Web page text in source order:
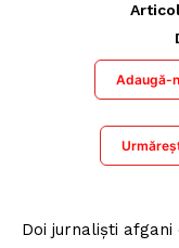
Adaugă-
Doi jurnalişti